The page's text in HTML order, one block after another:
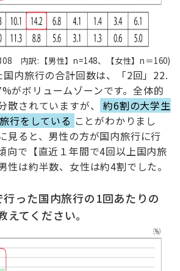
内訳:【男性】n=148、【女性】n＝160)
内旅行の合計回数は、「2回」22.
がボリュームゾーンです。全体的
散されていますが、
約6割の大学生
行をしている ことがわかりまし
見ると、男性の方が国内旅行に行
向で【直近１年間で4回以上国内旅
性は約半数、女性は約4割でした。
った国内旅行の1回あたりの
てください。